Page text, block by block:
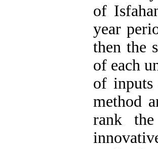
of
year
then the
of each
of inputs
method
rank